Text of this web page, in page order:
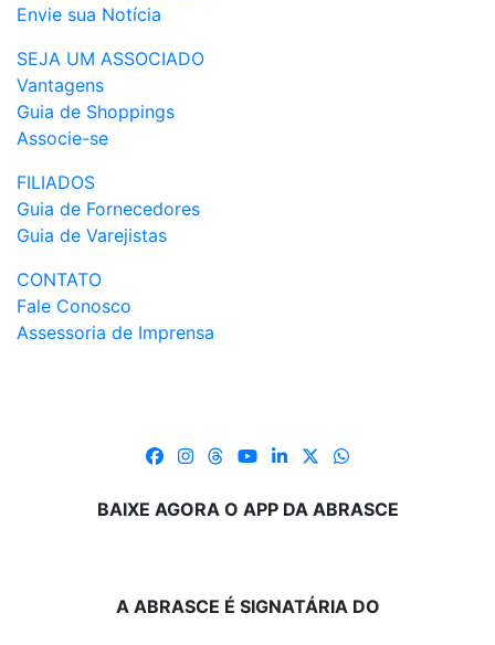
Envie sua Notícia
SEJA UM ASSOCIADO
Vantagens
Guia de Shoppings
Associe-se
FILIADOS
Guia de Fornecedores
Guia de Varejistas
CONTATO
Fale Conosco
Assessoria de Imprensa
BAIXE AGORA O APP DA ABRASCE
A ABRASCE É SIGNATÁRIA DO